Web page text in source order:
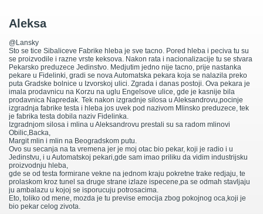
Aleksa
@Lansky
Sto se tice Sibaliceve Fabrike hleba je sve tacno. Pored hleba i peciva tu su
se proizvodile i razne vrste keksova. Nakon rata i nacionalizacije tu se stvara
Pekarsko preduzece Jedinstvo. Medjutim jedno nije tacno, prije nastanka
pekare u Fidelinki, gradi se nova Automatska pekara koja se nalazila preko
puta Gradske bolnice u Izvorskoj ulici. Zgrada i danas postoji. Ova pekara je
imala prodavnicu na Korzu na uglu Engelsove ulice, gde je kasnije bila
prodavnica Napredak. Tek nakon izgradnje silosa u Aleksandrovu,pocinje
izgradnja fabrike testa i hleba jos uvek pod nazivom Mlinsko preduzece, tek
je fabrika testa dobila naziv Fidelinka.
Izgradnjom silosa i mlina u Aleksandrovu prestali su sa radom mlinovi
Obilic,Backa,
Margit mlin i mlin na Beogradskom putu.
Ovo su secanja na ta vremena jer je moj otac bio pekar, koji je radio i u
Jedinstvu, i u Automatskoj pekari,gde sam imao priliku da vidim industrijsku
proizvodnju hleba,
gde se od testa formirane vekne na jednom kraju pokretne trake redjaju, te
prolaskom kroz tunel sa druge strane izlaze ispecene,pa se odmah stavljaju
ju ambalazu u kojoj se isporucuju potrosacima.
Eto, toliko od mene, mozda je tu previse emocija zbog pokojnog oca,koji je
bio pekar celog zivota.